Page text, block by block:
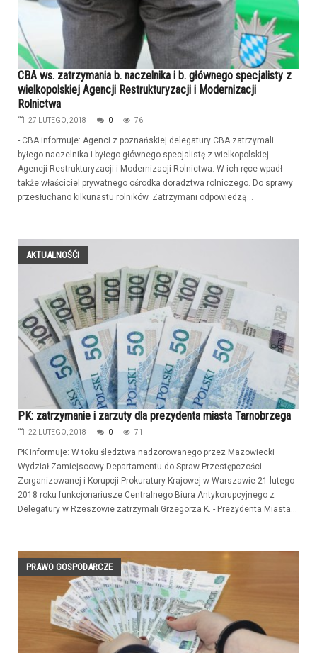
CBA ws. zatrzymania b. naczelnika i b. głównego specjalisty z
wielkopolskiej Agencji Restrukturyzacji i Modernizacji
Rolnictwa
27 LUTEGO, 2018 0 76
- CBA informuje: Agenci z poznańskiej delegatury CBA zatrzymali
byłego naczelnika i byłego głównego specjalistę z wielkopolskiej
Agencji Restrukturyzacji i Modernizacji Rolnictwa. W ich ręce wpadł
także właściciel prywatnego ośrodka doradztwa rolniczego. Do sprawy
przesłuchano kilkunastu rolników. Zatrzymani odpowiedzą...
AKTUALNOŚĆI
PK: zatrzymanie i zarzuty dla prezydenta miasta Tarnobrzega
22 LUTEGO, 2018 0 71
PK informuje: W toku śledztwa nadzorowanego przez Mazowiecki
Wydział Zamiejscowy Departamentu do Spraw Przestępczości
Zorganizowanej i Korupcji Prokuratury Krajowej w Warszawie 21 lutego
2018 roku funkcjonariusze Centralnego Biura Antykorupcyjnego z
Delegatury w Rzeszowie zatrzymali Grzegorza K. - Prezydenta Miasta...
PRAWO GOSPODARCZE